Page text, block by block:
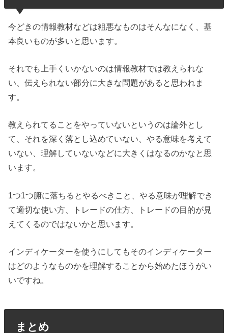
今どきの情報教材などは粗悪なものはそんなになく、基
本良いものが多いと思います。
それでも上手くいかないのは情報教材では教えられな
い、伝えられない部分に大きな問題があると思われま
す。
教えられてることをやっていないというのは論外とし
て、それを深く落とし込めていない、やる意味を考えて
いない、理解していないなどに大きくはなるのかなと思
います。
1つ1つ腑に落ちるとやるべきこと、やる意味が理解でき
て適切な使い方、トレードの仕方、トレードの目的が見
えてくるのではないかと思います。
インディケーターを使うにしてもそのインディケーター
はどのようなものかを理解することから始めたほうがい
いですね。
まとめ